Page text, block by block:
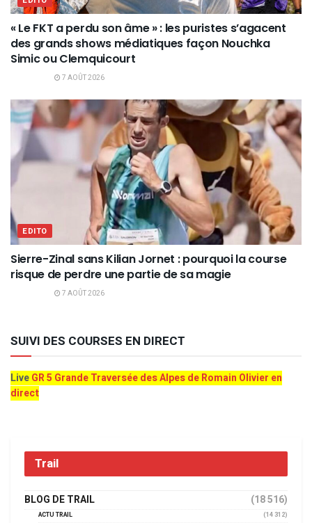
« Le FKT a perdu son âme » : les puristes s’agacent
des grands shows médiatiques façon Nouchka
Simic ou Clemquicourt
7 AOÛT 2026
EDITO
Sierre-Zinal sans Kilian Jornet : pourquoi la course
risque de perdre une partie de sa magie
7 AOÛT 2026
SUIVI DES COURSES EN DIRECT
LiveGR 5 Grande Traversée des Alpes de Romain Olivier en
direct
Trail
BLOG DE TRAIL (18 516)
ACTU TRAIL
(14 312)